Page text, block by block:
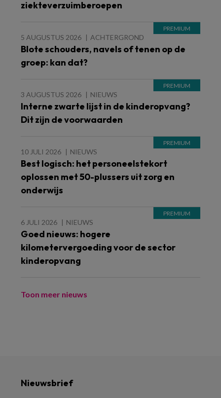
ziekteverzuimberoepen
5 AUGUSTUS 2026 ACHTERGROND
Blote schouders, navels of tenen op de
groep: kan dat?
3 AUGUSTUS 2026 NIEUWS
Interne zwarte lijst in de kinderopvang?
Dit zijn de voorwaarden
10 JULI 2026 NIEUWS
Best logisch: het personeelstekort
oplossen met 50-plussers uit zorg en
onderwijs
6 JULI 2026 NIEUWS
Goed nieuws: hogere
kilometervergoeding voor de sector
kinderopvang
Toon meer nieuws
Nieuwsbrief